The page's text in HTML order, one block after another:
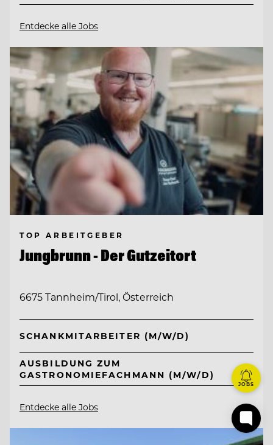
Entdecke alle Jobs
TOP ARBEITGEBER
Jungbrunn - Der Gutzeitort
6675 Tannheim/Tirol, Österreich
SCHANKMITARBEITER (M/W/D)
AUSBILDUNG ZUM
GASTRONOMIEFACHMANN (M/W/D)
Entdecke alle Jobs
JOBS